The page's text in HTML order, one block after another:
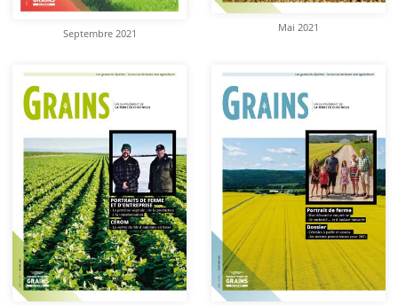
Septembre 2021 Mai 2021